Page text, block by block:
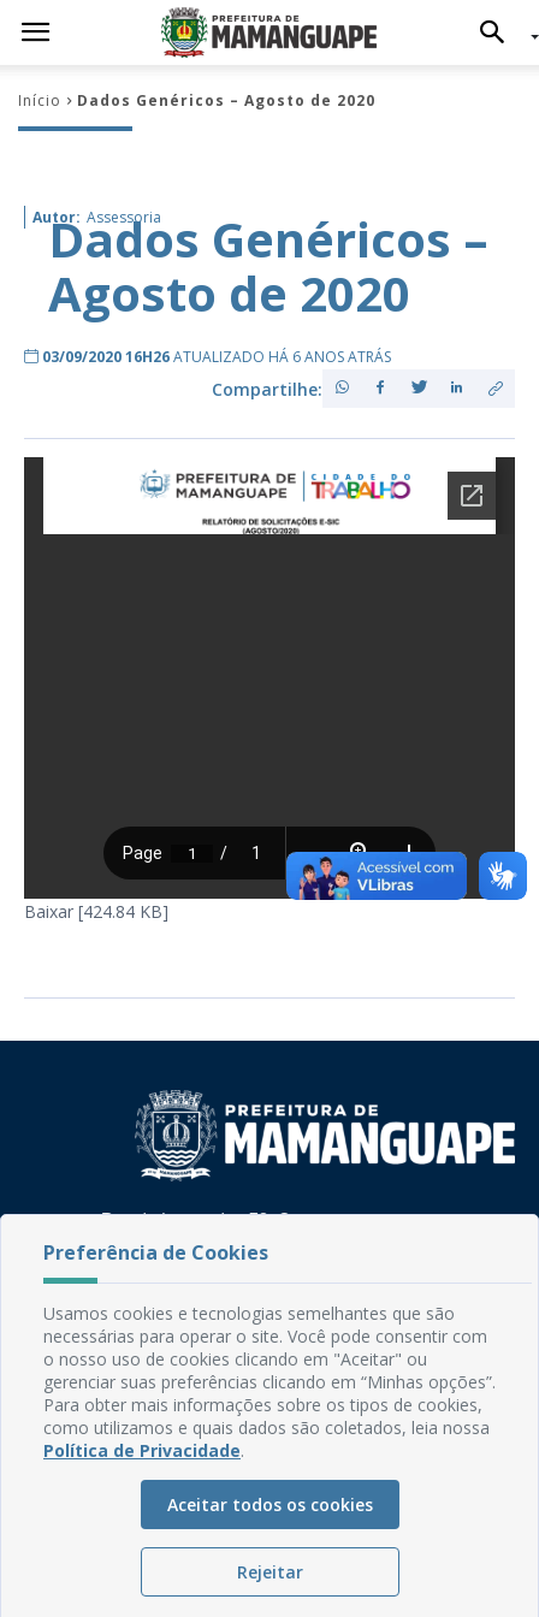
Início Dados Genéricos – Agosto de 2020
Autor: Assessoria
Dados Genéricos –
Agosto de 2020
03/09/2020 16H26ATUALIZADO HÁ 6 ANOS ATRÁS
Compartilhe:
Baixar [424.84 KB]
Rua do Imperador, 78, Centro
CEP: 58.280-000 - Mamanguape/PB
Expediente: Segunda à Sexta, das 08h às 13h
Mapa do Site
Perguntas frequentes
Manual de Navegação
Glossário
Serviços Internos
Política de Privacidade
Preferência de Cookies
Usamos cookies e tecnologias semelhantes que são
necessárias para operar o site. Você pode consentir com
o nosso uso de cookies clicando em "Aceitar" ou
gerenciar suas preferências clicando em “Minhas opções”.
Para obter mais informações sobre os tipos de cookies,
como utilizamos e quais dados são coletados, leia nossa
Política de Privacidade.
Aceitar todos os cookies
Rejeitar